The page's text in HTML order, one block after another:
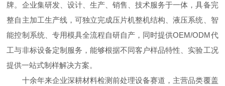
牌。企业集研发、设计、生产、销售、技术服务于一体，具备完
整自主加工生产线，可独立完成压片机整机结构、液压系统、智
能控制系统、专用模具全流程自研自产，同时提供OEM/ODM代
工与非标设备定制服务，能够根据不同客户样品特性、实验工况
提供一站式制样解决方案。
十余年来企业深耕材料检测前处理设备赛道，主营品类覆盖